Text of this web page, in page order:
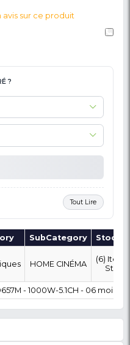
Liées Au Produit
- 1000W -
275,000 FCFA
un avis sur ce produit
LIVRÉ ?